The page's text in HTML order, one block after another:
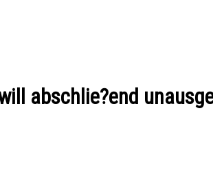
abschlie?end